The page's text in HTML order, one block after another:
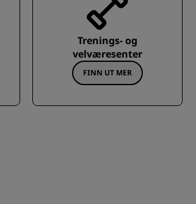
Trenings- og
velværesenter
FINN UT MER